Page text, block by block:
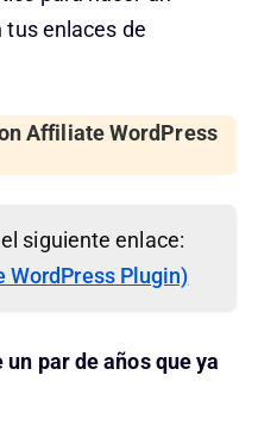
tus enlaces de
Affiliate WordPress
siguiente enlace:
WordPress Plugin)
par de años que ya